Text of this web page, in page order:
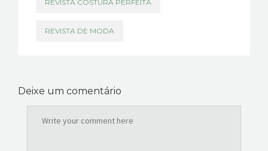
REVISTA COSTURA PERFEITA
REVISTA DE MODA
Deixe um comentário